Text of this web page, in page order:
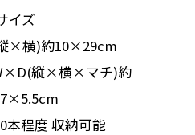
イズ
×横)約10×29cm
縦×横×マチ)約
本程度 収納可能